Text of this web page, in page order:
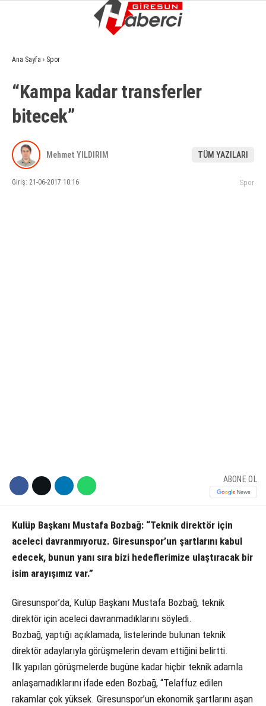
GÜNDEM
EKONOMI
SIYASET
ASAYIŞ
Ana Sayfa › Spor
“Kampa kadar transferler
bitecek”
Mehmet YILDIRIM TÜM YAZILARI
Giriş: 21-06-2017 10:16 Spor
ABONE OL
Kulüp Başkanı Mustafa Bozbağ: “Teknik direktör için
aceleci davranmıyoruz. Giresunspor’un şartlarını kabul
edecek, bunun yanı sıra bizi hedeflerimize ulaştıracak bir
isim arayışımız var.”
Giresunspor’da, Kulüp Başkanı Mustafa Bozbağ, teknik
direktör için aceleci davranmadıklarını söyledi.
Bozbağ, yaptığı açıklamada, listelerinde bulunan teknik
direktör adaylarıyla görüşmelerin devam ettiğini belirtti.
İlk yapılan görüşmelerde bugüne kadar hiçbir teknik adamla
anlaşamadıklarını ifade eden Bozbağ, “Telaffuz edilen
rakamlar çok yüksek. Giresunspor’un ekonomik şartlarını aşan